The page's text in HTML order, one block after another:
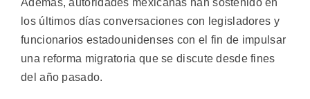
los últimos días conversaciones con legisladores y
funcionarios estadounidenses con el fin de impulsar
una reforma migratoria que se discute desde fines
del año pasado.